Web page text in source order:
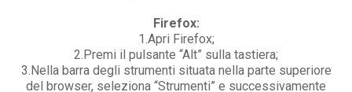
Firefox:
1.Apri Firefox;
2.Premi il pulsante “Alt” sulla tastiera;
3.Nella barra degli strumenti situata nella parte superiore
del browser, seleziona “Strumenti” e successivamente